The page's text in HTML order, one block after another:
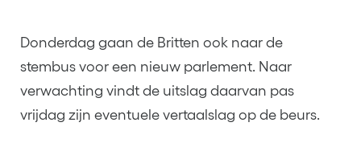
Donderdag gaan de Britten ook naar de
stembus voor een nieuw parlement. Naar
verwachting vindt de uitslag daarvan pas
vrijdag zijn eventuele vertaalslag op de beurs.